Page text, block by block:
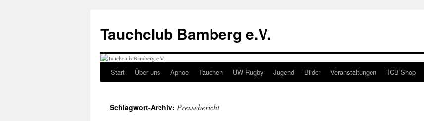
Tauchclub Bamberg e.V.
Start Über uns Apnoe Tauchen UW-Rugby Jugend Bilder Veranstaltungen TCB-Shop
Schlagwort-Archiv: Pressebericht